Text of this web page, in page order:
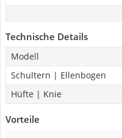
Technische Details
Modell
Schultern | Ellenbogen
Hüfte | Knie
Vorteile